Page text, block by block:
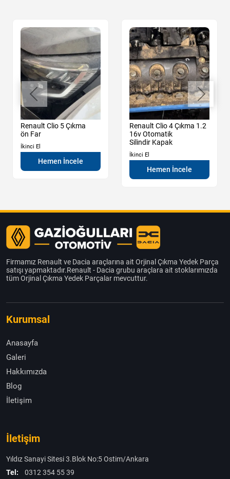
Renault Clio 5 Çıkma
ön Far
İkinci El
Hemen İncele
Renault Clio 4 Çıkma 1.2
16v Otomatik
Silindir Kapak
İkinci El
Hemen İncele
Firmamız Renault ve Dacia araçlarına ait Orjinal Çıkma Yedek Parça
satışı yapmaktadır.Renault - Dacia grubu araçlara ait stoklarımızda
tüm Orjinal Çıkma Yedek Parçalar mevcuttur.
Kurumsal
Anasayfa
Galeri
Hakkımızda
Blog
İletişim
İletişim
Yıldız Sanayi Sitesi 3.Blok No:5 Ostim/Ankara
Tel:
0312 354 55 39